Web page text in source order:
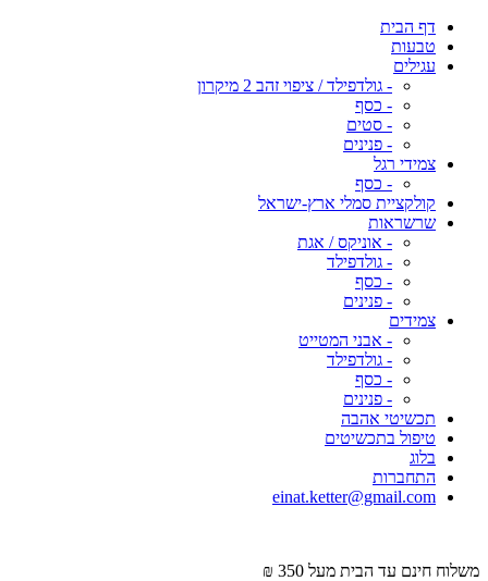
דף הבית
טבעות
עגילים
- גולדפילד / ציפוי זהב 2 מיקרון
- כסף
- סטים
- פנינים
צמידי רגל
- כסף
קולקציית סמלי ארץ-ישראל
שרשראות
- אוניקס / אגת
- גולדפילד
- כסף
- פנינים
צמידים
- אבני המטייט
- גולדפילד
- כסף
- פנינים
תכשיטי אהבה
טיפול בתכשיטים
בלוג
התחברות
einat.ketter@gmail.com
משלוח חינם עד הבית מעל 350 ₪